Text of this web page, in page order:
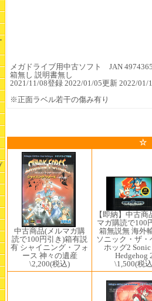
メガドライブ用中古ソフト JAN
箱無し 説明書無し
2021/11/08登録 2022/01/05更新 2022/
※正面ラベル若干の傷み有り
☆
中古商品(メルマガ購
読で100円引き)箱有説
有 シャイニング・フォ
ース 神々の遺産
\2,200(税込)
【即納】中古商
マガ購読で100
箱無説無 海外
ソニック・ザ・
ホッグ2 Sonic
Hedgehog
\1,500(税